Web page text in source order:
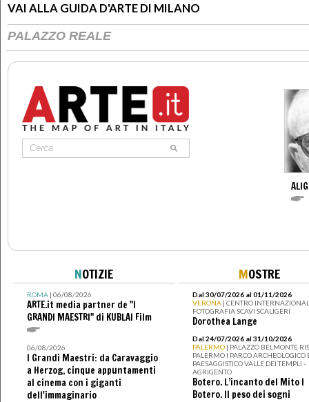
VAI ALLA GUIDA D'ARTE DI MILANO
PALAZZO REALE
NOTIZIE
ROMA| 06/08/2026
ARTE.it media partner de "I
GRANDI MAESTRI" di KUBLAI Film
06/08/2026
I Grandi Maestri: da Caravaggio
a Herzog, cinque appuntamenti
al cinema con i giganti
dell'immaginario
MOSTRE
Dal 30/07/2026 al 01/11/2026
VERONA | CENTRO
FOTOGRAFIA SCAVI SCALIGERI
Dorothea Lange
Dal 24/07/2026 al 31/10/2026
PALERMO | PALAZZO BELMONTE
PALERMO I PARCO ARCHEOLOGICO
PAESAGGISTICO VALLE DEI TEMPLI -
AGRIGENTO
Botero. L’incanto del Mito I
Botero. Il peso dei sogni